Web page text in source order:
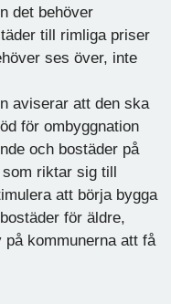
det behöver
till rimliga priser
ses över, inte
aviserar att den ska
för ombyggnation
och bostäder på
riktar sig till
att börja bygga
för äldre,
kommunerna att få